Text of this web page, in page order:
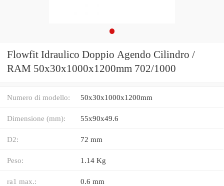
Flowfit Idraulico Doppio Agendo Cilindro /
RAM 50x30x1000x1200mm 702/1000
Numero di modello: 50x30x1000x1200mm
Dimensione (mm): 55x90x49.6
D2: 72 mm
Peso: 1.14 Kg
ra1 max.: 0.6 mm